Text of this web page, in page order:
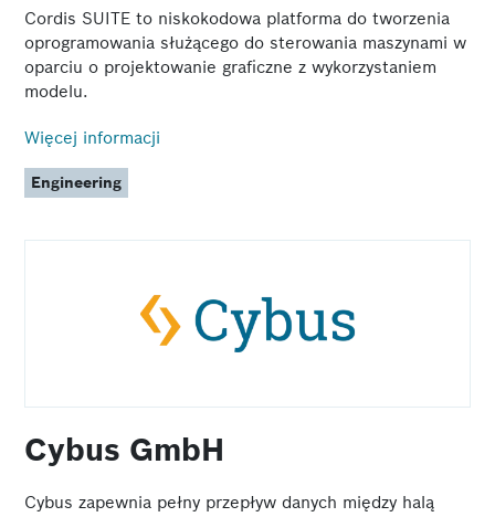
Cordis SUITE to niskokodowa platforma do tworzenia
oprogramowania służącego do sterowania maszynami w
oparciu o projektowanie graficzne z wykorzystaniem
modelu.
Więcej informacji
Engineering
Cybus GmbH
Cybus zapewnia pełny przepływ danych między halą